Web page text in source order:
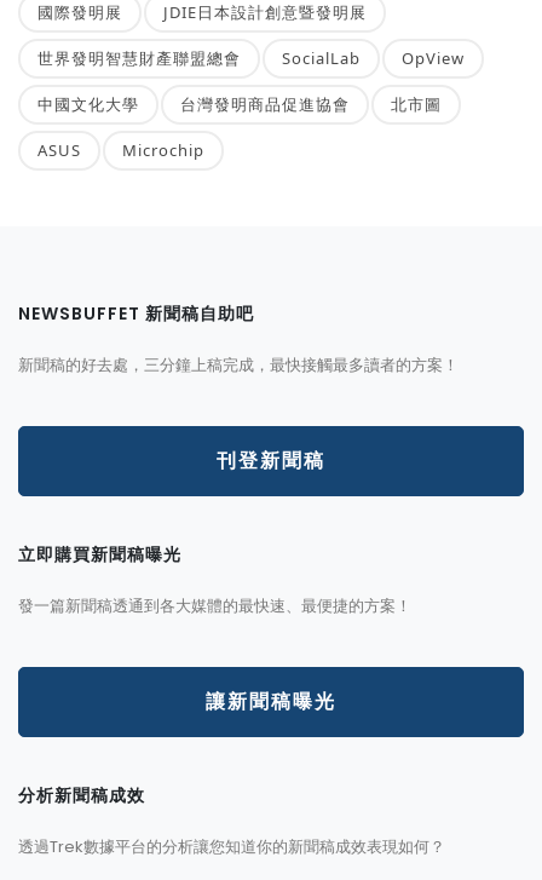
國際發明展 JDIE日本設計創意暨發明展
世界發明智慧財產聯盟總會 SocialLab OpView
中國文化大學 台灣發明商品促進協會 北市圖
ASUS Microchip
NEWSBUFFET 新聞稿自助吧
新聞稿的好去處，三分鐘上稿完成，最快接觸最多讀者的方案！
刊登新聞稿
立即購買新聞稿曝光
發一篇新聞稿透通到各大媒體的最快速、最便捷的方案！
讓新聞稿曝光
分析新聞稿成效
透過Trek數據平台的分析讓您知道你的新聞稿成效表現如何？